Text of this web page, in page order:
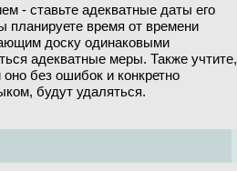
- ставьте адекватные даты его
планируете время от времени
доску одинаковыми
адекватные меры. Также учтите,
без ошибок и конкретно
будут удаляться.